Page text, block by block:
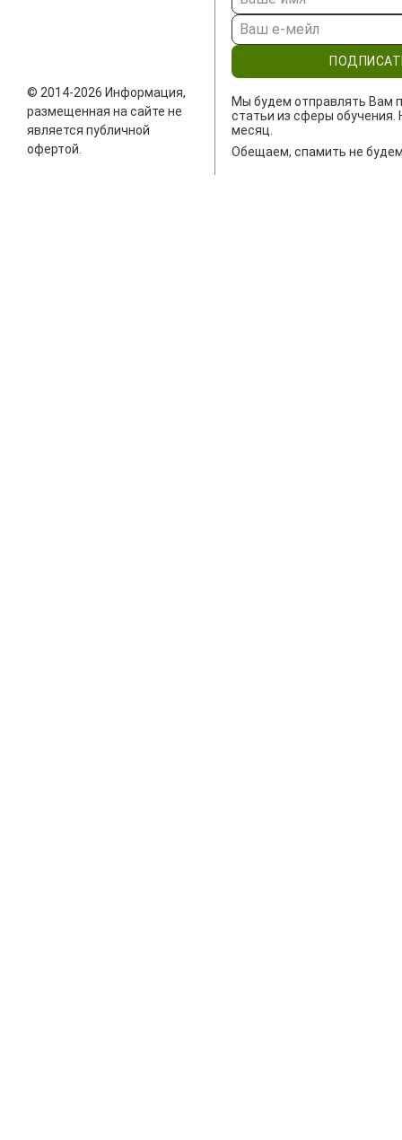
© 2014-2026 Информация,
размещенная на сайте не
является публичной
офертой.
Мы будем отправлять Вам
статьи из сферы обучения.
месяц.
Обещаем, спамить не